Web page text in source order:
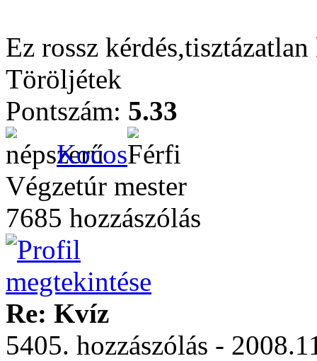
Ez rossz
Töröljétek
Pontszám: 5.33
Kocos
Végzetúr mester
7685 hozzászólás
Re: Kvíz
5405. hozzászólás -